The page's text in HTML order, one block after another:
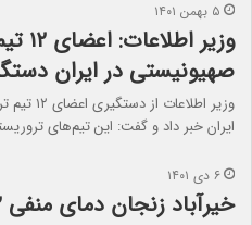
۵ بهمن ۱۴۰۱
صهیونیستی در ایران
وزیر
ایران خبر داد و گفت: این تیم‌های
۶ دی ۱۴۰۱
خیرآباد زنجان دمای منفی ۱۲ درجه را ثبت کرد